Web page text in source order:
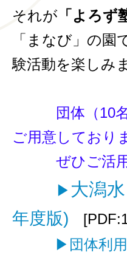
それが 「よろず
「まなび」の
験活動を楽しみ
団体（10名以
ご用意しており
ぜひご活用
▶ 大潟
年度版)
▶団体利